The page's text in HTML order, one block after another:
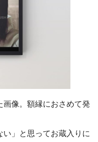
画像。額縁におさめて発
」と思ってお蔵入りに